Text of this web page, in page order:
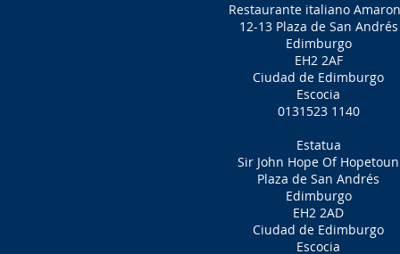
Restaurante italiano
12-13 Plaza de San Andrés
Edimburgo
EH2 2AF
Ciudad de Edimburgo
Escocia
0131523 1140
Estatua
Sir John Hope Of Hopetoun
Plaza de San Andrés
Edimburgo
EH2 2AD
Ciudad de Edimburgo
Escocia